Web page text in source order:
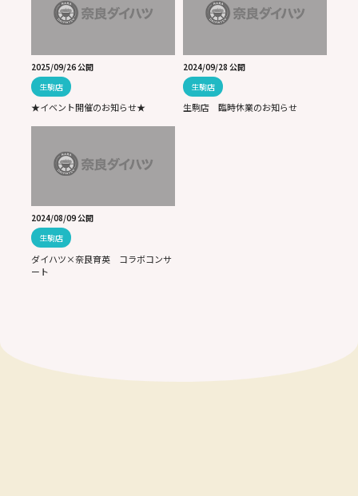
2025/09/26 公開
生駒店
★イベント開催のお知らせ★
2024/09/28 公開
生駒店
生駒店 臨時休業のお知らせ
2024/08/09 公開
生駒店
ダイハツ×奈良育英 コラボコンサ
ート